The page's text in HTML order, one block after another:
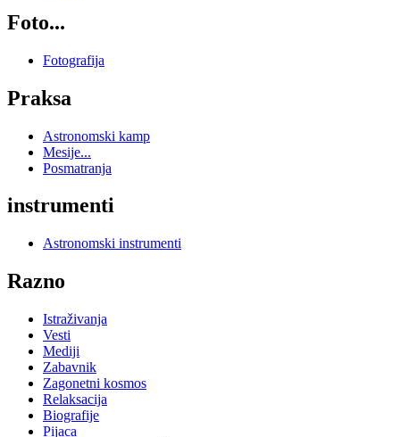
Foto...
Fotografija
Praksa
Astronomski kamp
Mesije...
Posmatranja
instrumenti
Astronomski instrumenti
Razno
Istraživanja
Vesti
Mediji
Zabavnik
Zagonetni kosmos
Relaksacija
Biografije
Pijaca